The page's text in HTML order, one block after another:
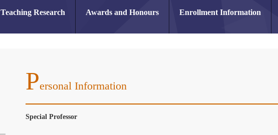
Teaching Research Awards and Honours Enrollment Information
PErsonal Information
Special Professor